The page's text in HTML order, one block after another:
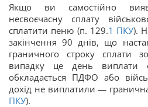
Якщо ви самостійно
несвоєчасну сплату
сплатити пеню (п. 129.1 ПКУ).
закінчення 90 днів, що
граничного строку сплати
випадку це день виплати
обкладається ПДФО або
дохід не виплатили —
ПКУ).